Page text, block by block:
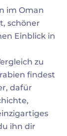
im Oman
schöner
Einblick in
zu
findest
dafür
ihn dir